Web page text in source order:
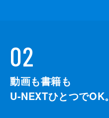
02
動画も書籍も
U-NEXTひとつでOK。